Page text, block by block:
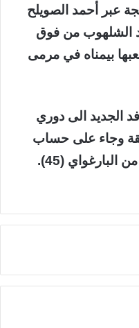
عبر أحمد الصويلح
الشلهوب من فوق
بيمناه في مرمى
الجديد الى دوري
وجاء على حساب
(45).